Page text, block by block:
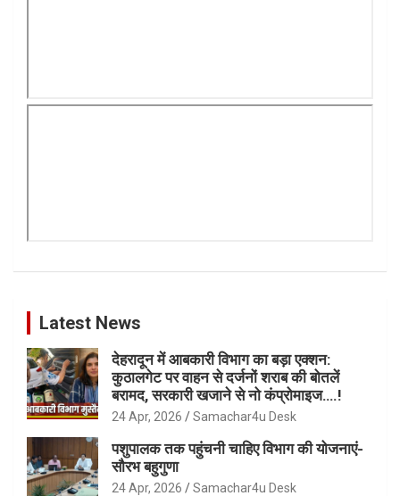
Latest News
देहरादून में आबकारी विभाग का बड़ा एक्शन:
कुठालगेट पर वाहन से दर्जनों शराब की बोतलें
बरामद, सरकारी खजाने से नो कंप्रोमाइज….!
24 Apr, 2026 Samachar4u Desk
पशुपालक तक पहुंचनी चाहिए विभाग की योजनाएं-
सौरभ बहुगुणा
24 Apr, 2026 Samachar4u Desk